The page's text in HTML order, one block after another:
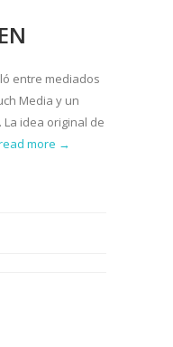
entre mediados
Media y un
idea original de
more →